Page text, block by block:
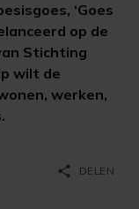
‘Goes
op de
Stichting
wilt de
werken,
share DELEN